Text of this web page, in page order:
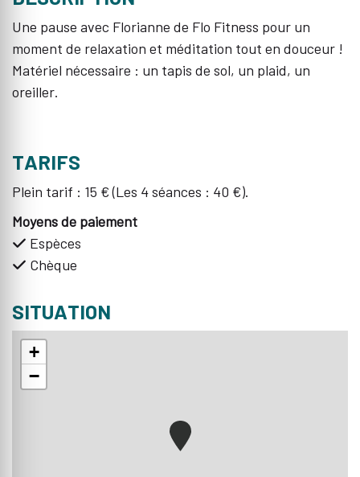
Une pause avec Florianne de Flo Fitness pour un
moment de relaxation et méditation tout en douceur !
Matériel nécessaire : un tapis de sol, un plaid, un
oreiller.
TARIFS
Plein tarif : 15 € (Les 4 séances : 40 €).
Moyens de paiement
Espèces
Chèque
SITUATION
+
−